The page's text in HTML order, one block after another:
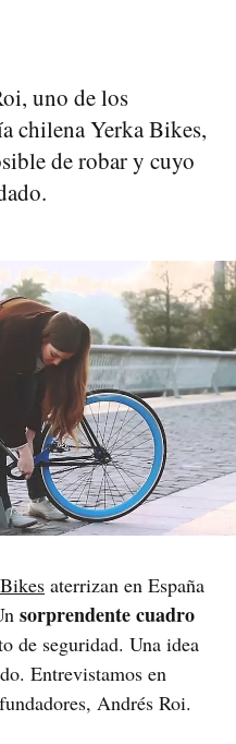
uno de los
chilena Yerka Bikes,
de robar y cuyo
aterrizan en España
sorprendente cuadro
de seguridad. Una idea
Entrevistamos en
Andrés Roi.